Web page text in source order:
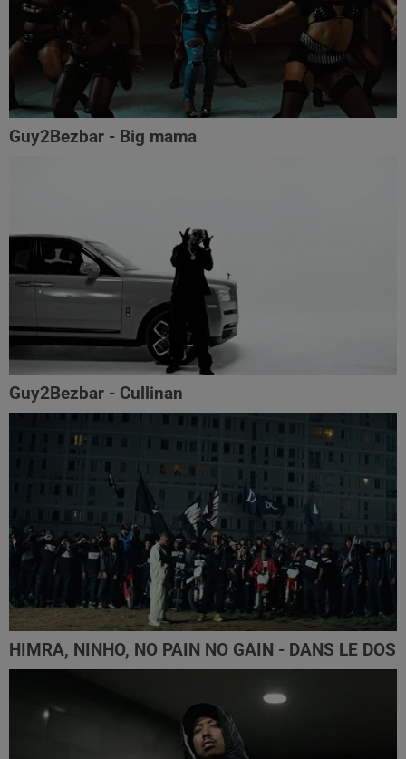
Guy2Bezbar - Big mama
Guy2Bezbar - Cullinan
HIMRA, NINHO, NO PAIN NO GAIN - DANS LE DOS